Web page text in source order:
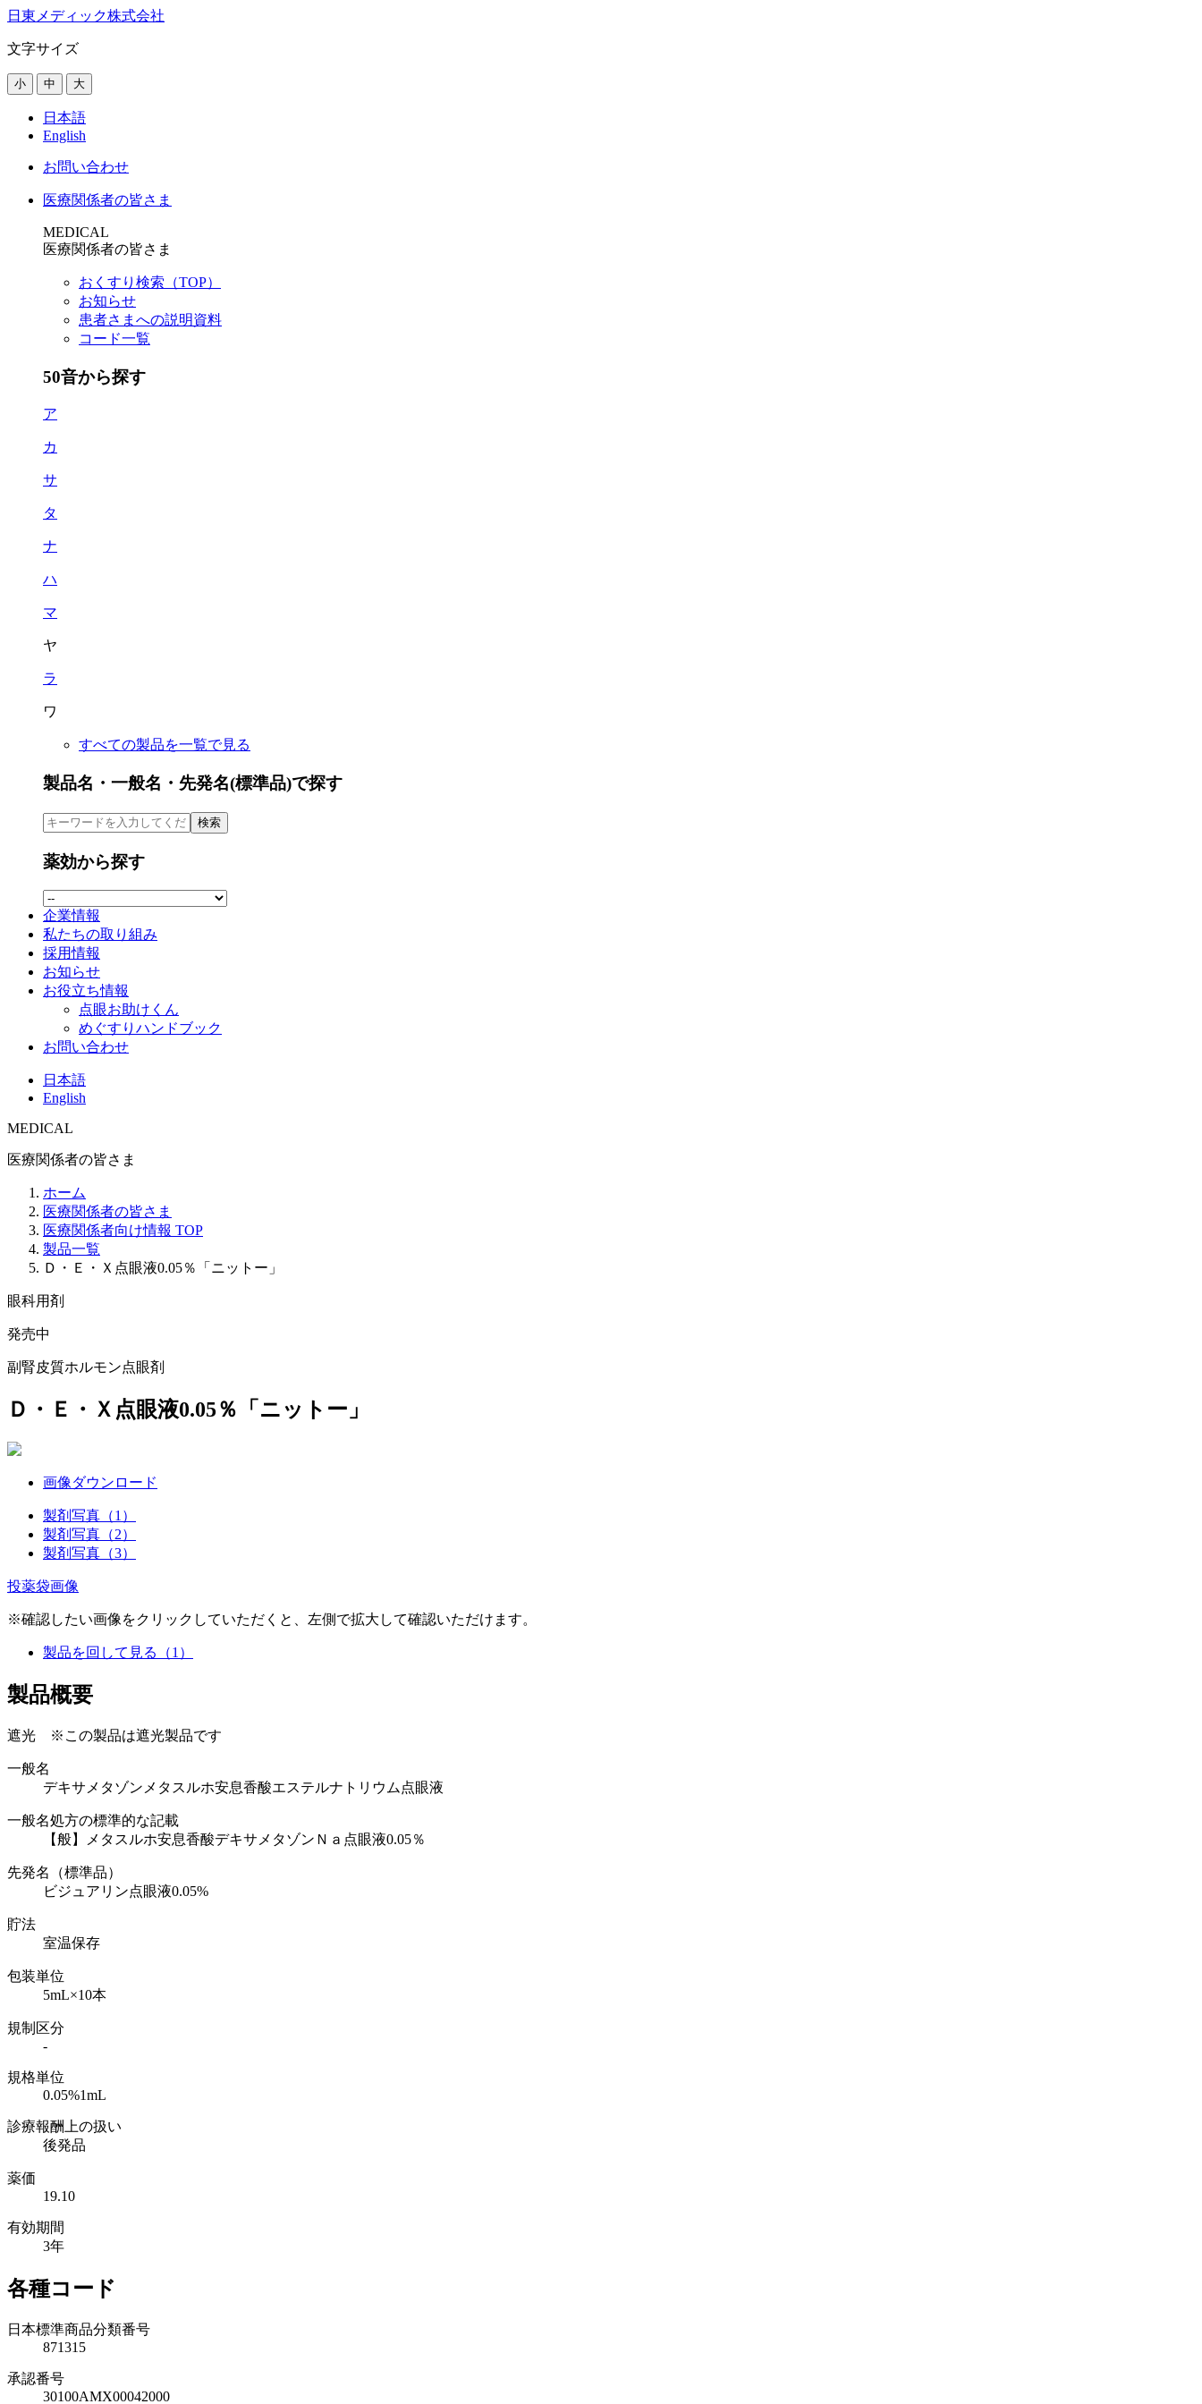
日東メディック株式会社
文字サイズ
小 中 大
日本語
English
お問い合わせ
医療関係者の皆さま
MEDICAL
医療関係者の皆さま
おくすり検索（TOP）
お知らせ
患者さまへの説明資料
コード一覧
50音から探す
ア
カ
サ
タ
ナ
ハ
マ
ヤ
ラ
ワ
すべての製品を一覧で見る
製品名・一般名・先発名(標準品)で探す
検索
薬効から探す
企業情報
私たちの取り組み
採用情報
お知らせ
お役立ち情報
点眼お助けくん
めぐすりハンドブック
お問い合わせ
日本語
English
MEDICAL
医療関係者の皆さま
ホーム
医療関係者の皆さま
医療関係者向け情報 TOP
製品一覧
Ｄ・Ｅ・Ｘ点眼液0.05％「ニットー」
眼科用剤
発売中
副腎皮質ホルモン点眼剤
Ｄ・Ｅ・Ｘ点眼液0.05％「ニットー」
画像ダウンロード
製剤写真（1）
製剤写真（2）
製剤写真（3）
投薬袋画像
※確認したい画像をクリックしていただくと、左側で拡大して確認いただけます。
製品を回して見る（1）
製品概要
遮光 ※この製品は遮光製品です
一般名
デキサメタゾンメタスルホ安息香酸エステルナトリウム点眼液
一般名処方の標準的な記載
【般】メタスルホ安息香酸デキサメタゾンＮａ点眼液0.05％
先発名（標準品）
ビジュアリン点眼液0.05%
貯法
室温保存
包装単位
5mL×10本
規制区分
-
規格単位
0.05%1mL
診療報酬上の扱い
後発品
薬価
19.10
有効期間
3年
各種コード
日本標準商品分類番号
871315
承認番号
30100AMX00042000